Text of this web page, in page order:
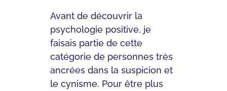
Avant de découvrir la
psychologie positive, je
faisais partie de cette
catégorie de personnes très
ancrées dans la suspicion et
le cynisme. Pour être plus